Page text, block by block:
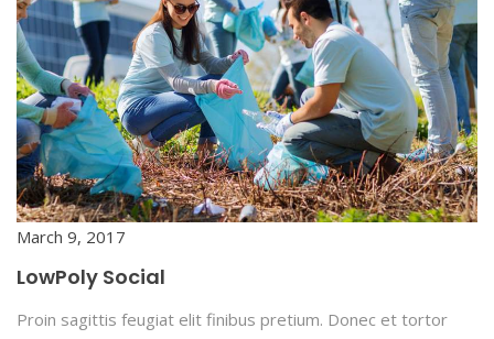
March 9, 2017
LowPoly Social
Proin sagittis feugiat elit finibus pretium. Donec et tortor